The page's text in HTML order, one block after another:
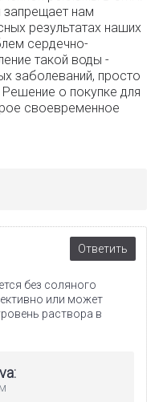
запрещает нам
результатах наших
сердечно-
такой воды -
заболеваний, просто
Решение о покупке для
своевременное
Ответить
без соляного
или может
раствора в